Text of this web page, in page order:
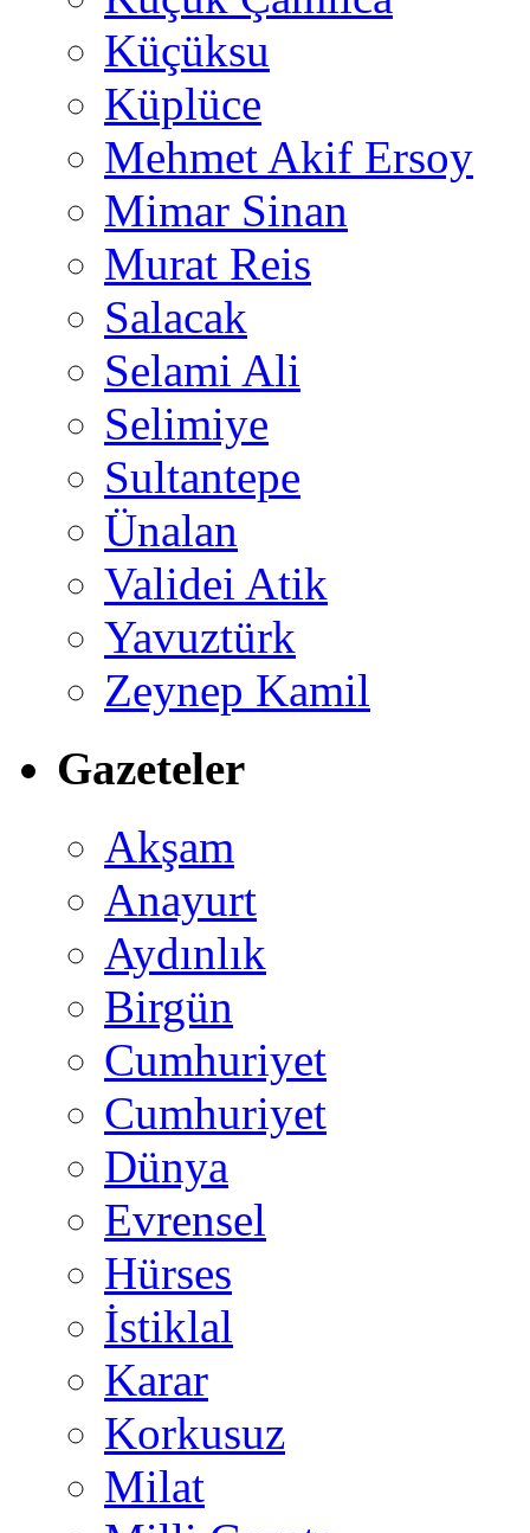
Küçüksu
Küplüce
Mehmet Akif Ersoy
Mimar Sinan
Murat Reis
Salacak
Selami Ali
Selimiye
Sultantepe
Ünalan
Validei Atik
Yavuztürk
Zeynep Kamil
Gazeteler
Akşam
Anayurt
Aydınlık
Birgün
Cumhuriyet
Cumhuriyet
Dünya
Evrensel
Hürses
İstiklal
Karar
Korkusuz
Milat